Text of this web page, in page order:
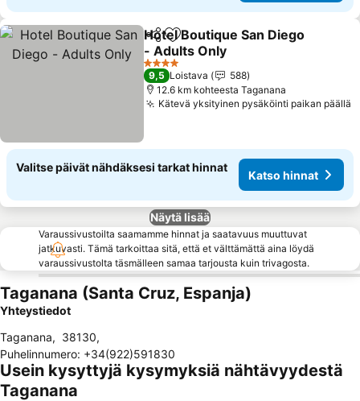
Jaa Lisää suosikkeihin
Hotel Boutique San Diego
- Adults Only
Katso hinnat
4 Tähtiluokitus
9,5 Loistava
588
12.6 km kohteesta Taganana
Kätevä yksityinen pysäköinti paikan päällä
Valitse päivät nähdäksesi tarkat hinnat
Katso hinnat
Näytä lisää
Varaussivustoilta saamamme hinnat ja saatavuus muuttuvat
jatkuvasti. Tämä tarkoittaa sitä, että et välttämättä aina löydä
varaussivustolta täsmälleen samaa tarjousta kuin trivagosta.
Taganana (Santa Cruz, Espanja)
Yhteystiedot
Taganana, 38130,
Puhelinnumero: +34(922)591830
Usein kysyttyjä kysymyksiä nähtävyydestä
Taganana